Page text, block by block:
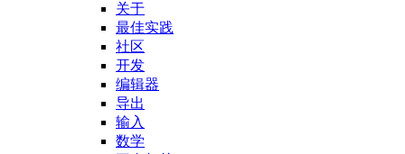
关于
最佳实践
社区
开发
编辑器
导出
输入
数学